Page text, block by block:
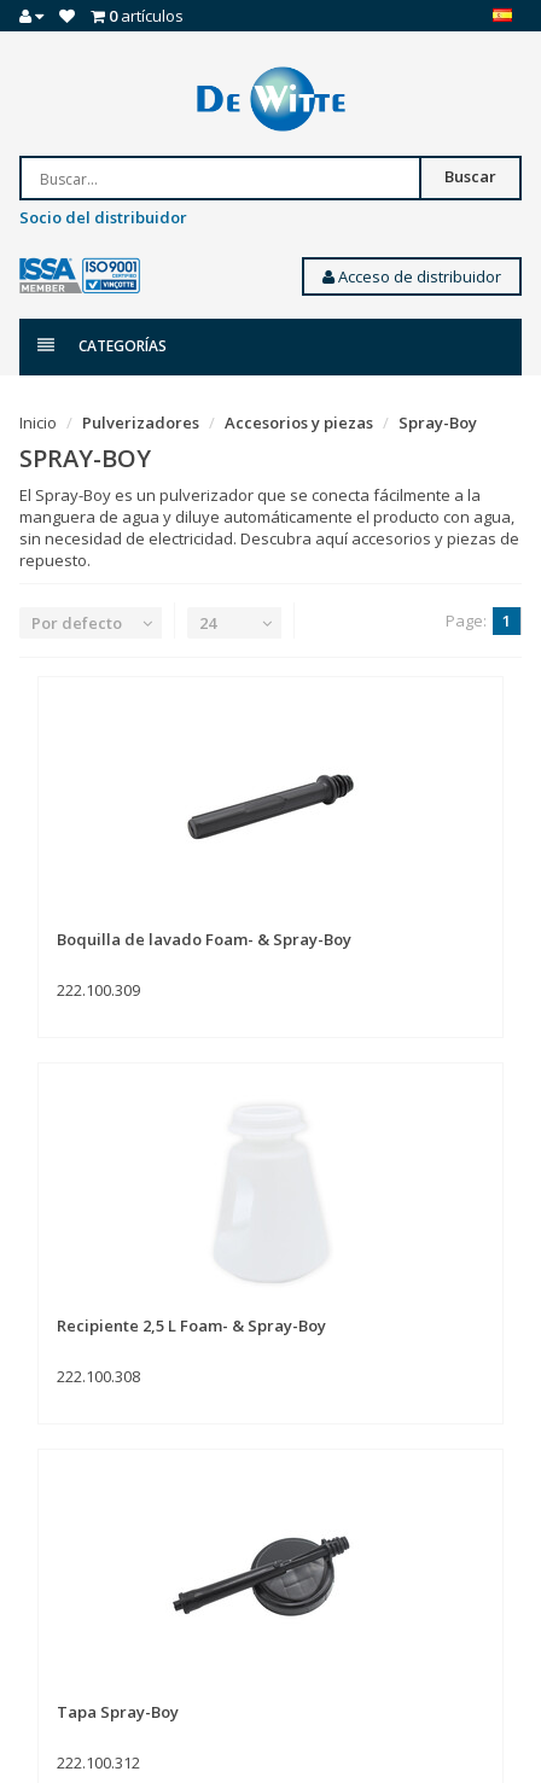
0artículos
Buscar
Socio del distribuidor
Acceso de distribuidor
CATEGORÍAS
Inicio Pulverizadores Accesorios y piezas Spray-Boy
SPRAY-BOY
El Spray-Boy es un pulverizador que se conecta fácilmente a la
manguera de agua y diluye automáticamente el producto con agua,
sin necesidad de electricidad. Descubra aquí accesorios y piezas de
repuesto.
Por defecto 24 Page: 1
Boquilla de lavado Foam- & Spray-Boy
222.100.309
Recipiente 2,5 L Foam- & Spray-Boy
222.100.308
Tapa Spray-Boy
222.100.312